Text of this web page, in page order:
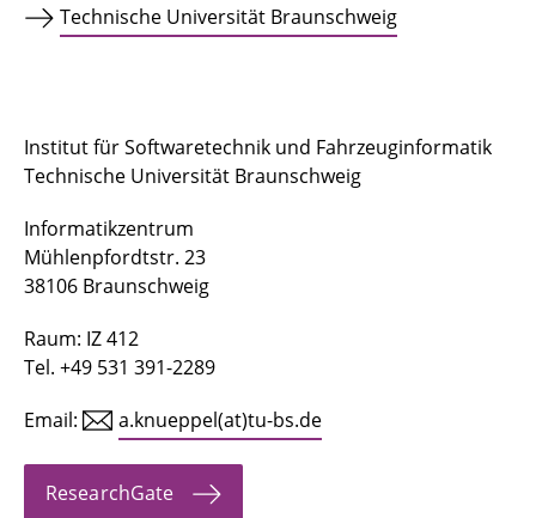
Dr. Tabea Bordis
Dr.-Ing. Alexander Kittelmann (Knüppel)
Dr. Lukas Linsbauer
Dr.-Ing. Sascha Lity
Dr.-Ing. Michael Nieke
Technische Universität Braunschweig
Institut für Softwaretechnik und Fahrzeuginformatik
Technische Universität Braunschweig
Informatikzentrum
Mühlenpfordtstr. 23
38106 Braunschweig
Raum: IZ 412
Tel. +49 531 391-2289
Email:
a.knueppel(at)tu-bs.de
ResearchGate